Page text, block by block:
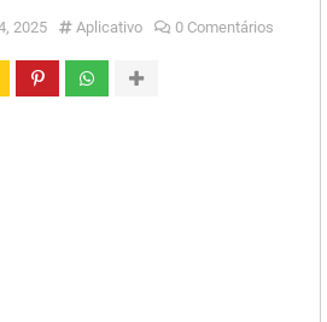
2025 Aplicativo 0 Comentários